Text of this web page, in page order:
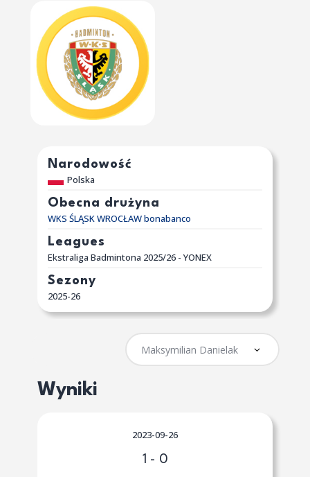
Narodowość
Polska
Obecna drużyna
WKS ŚLĄSK WROCŁAW bonabanco
Leagues
Ekstraliga Badmintona 2025/26 - YONEX
Sezony
2025-26
Wyniki
2023-09-26
1 - 0